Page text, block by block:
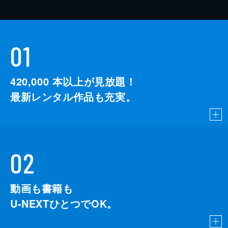
01
420,000 本以上が見放題！
最新レンタル作品も充実。
02
動画も書籍も
U-NEXTひとつでOK。